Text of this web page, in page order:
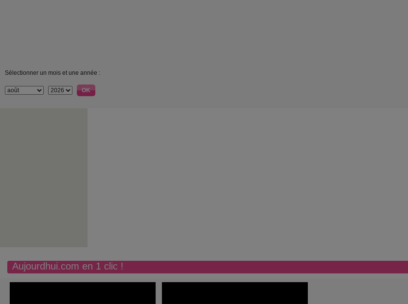
Sélectionner un mois et une année :
Aujourdhui.com en 1 clic !